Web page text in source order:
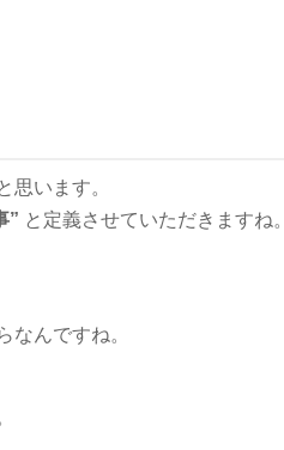
思います。
” と定義させていただきますね。
んですね。